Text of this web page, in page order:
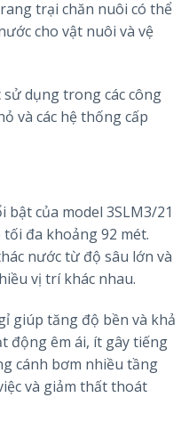
trại chăn nuôi có thể
cho vật nuôi và vệ
dụng trong các công
và các hệ thống cấp
của model 3SLM3/21
đa khoảng 92 mét.
nước từ độ sâu lớn và
vị trí khác nhau.
giúp tăng độ bền và khả
động êm ái, ít gây tiếng
cánh bơm nhiều tầng
và giảm thất thoát